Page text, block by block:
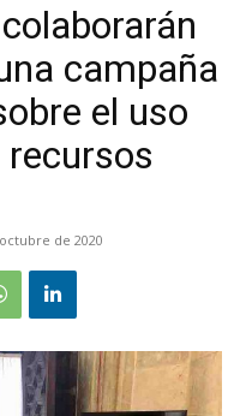
campaña
el uso
recursos
de 2020